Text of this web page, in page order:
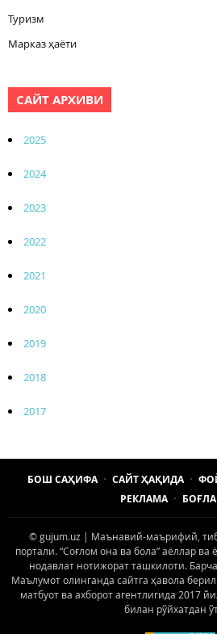
Туризм
Марказ ҳаёти
САЙТ АРХИВИ
2025
2024
2023
2022
2021
2020
2019
2018
2017
БОШ САҲИФА САЙТ ҲАҚИДА
РЕКЛАМА
© gujum.uz | Маънавий-маърифий,
портали. “Соғлом она ва бола” аёллар
нодавлат нотижорат ташкилоти.
Маълумот олинганда сайтга ҳавола
матбуот ва ахборот агентлигида 2017
билан рўйхатдан